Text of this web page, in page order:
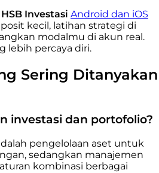
HSB Investasi Android dan iOS
kecil, latihan strategi di
modalmu di akun real.
lebih percaya diri.
Sering Ditanyakan
investasi dan portofolio?
pengelolaan aset untuk
sedangkan manajemen
kombinasi berbagai